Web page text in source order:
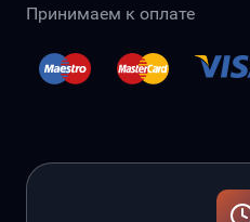
Принимаем к оплате